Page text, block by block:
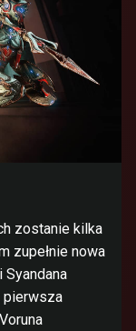
zostanie kilka
zupełnie nowa
Syandana
pierwsza